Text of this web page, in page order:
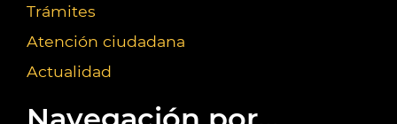
Trámites
Atención ciudadana
Actualidad